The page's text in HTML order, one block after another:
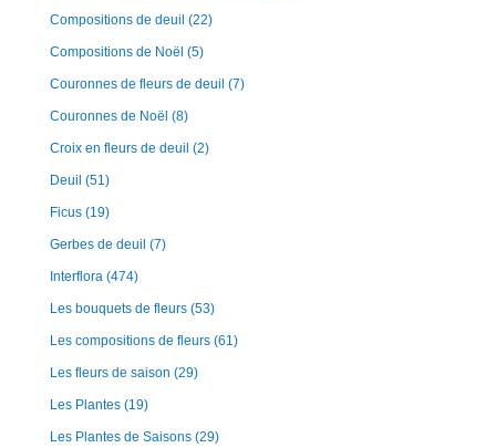
Compositions de deuil (22)
Compositions de Noël (5)
Couronnes de fleurs de deuil (7)
Couronnes de Noël (8)
Croix en fleurs de deuil (2)
Deuil (51)
Ficus (19)
Gerbes de deuil (7)
Interflora (474)
Les bouquets de fleurs (53)
Les compositions de fleurs (61)
Les fleurs de saison (29)
Les Plantes (19)
Les Plantes de Saisons (29)